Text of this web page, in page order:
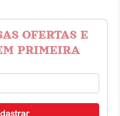
OFERTAS E
PRIMEIRA